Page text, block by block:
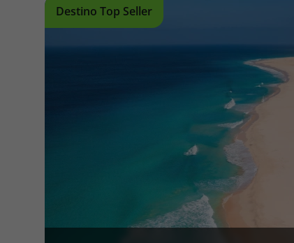
Destino Top Seller